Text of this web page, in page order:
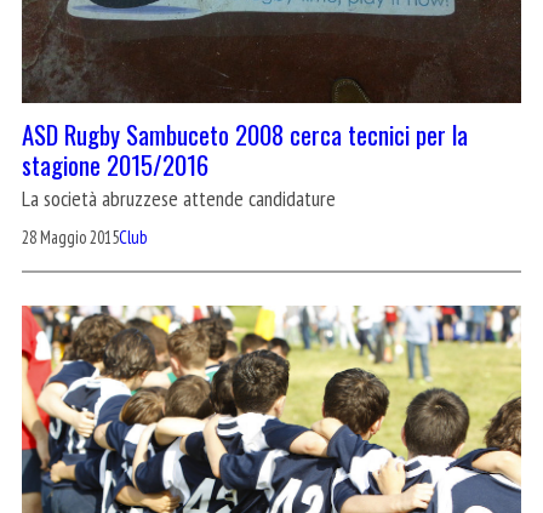
ASD Rugby Sambuceto 2008 cerca tecnici per la
stagione 2015/2016
La società abruzzese attende candidature
28 Maggio 2015Club